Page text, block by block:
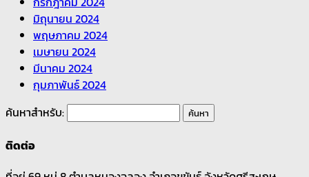
มิถุนายน 2024
พฤษภาคม 2024
เมษายน 2024
มีนาคม 2024
กุมภาพันธ์ 2024
ค้นหาสำหรับ:
ติดต่อ